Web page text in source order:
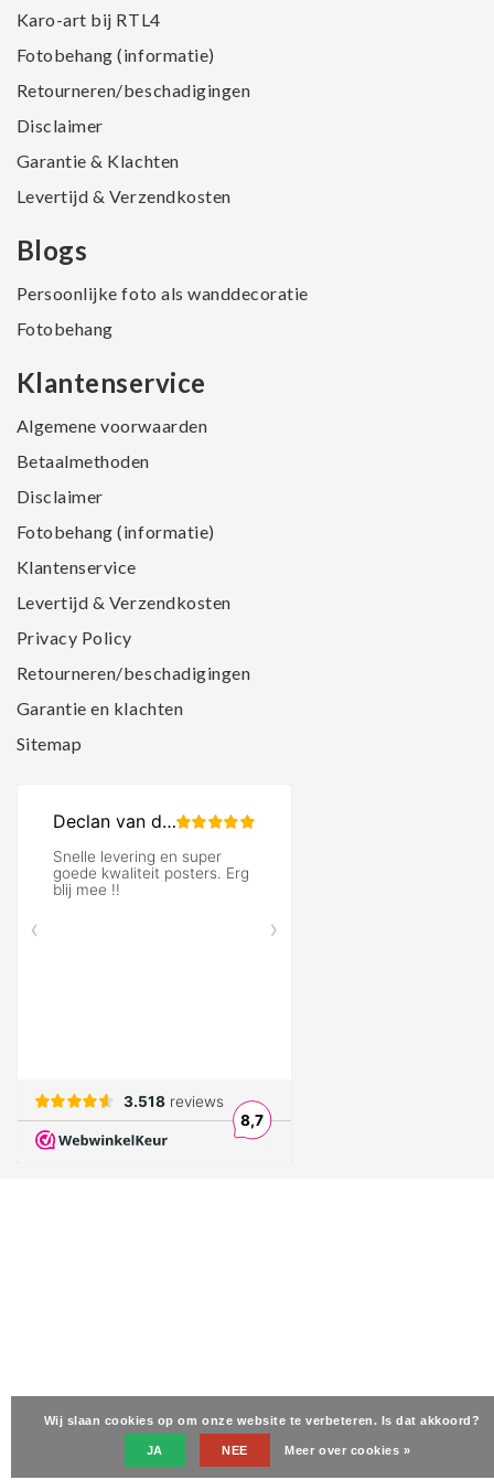
Karo-art bij RTL4
Fotobehang (informatie)
Retourneren/beschadigingen
Disclaimer
Garantie & Klachten
Levertijd & Verzendkosten
Blogs
Persoonlijke foto als wanddecoratie
Fotobehang
Klantenservice
Algemene voorwaarden
Betaalmethoden
Disclaimer
Fotobehang (informatie)
Klantenservice
Levertijd & Verzendkosten
Privacy Policy
Retourneren/beschadigingen
Garantie en klachten
Sitemap
Wij slaan cookies op om onze website te verbeteren. Is dat akkoord?
JA NEE Meer over cookies »